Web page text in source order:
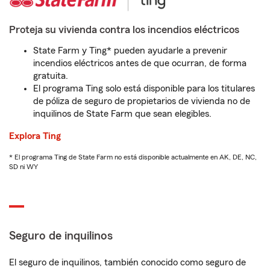
Proteja su vivienda contra los incendios eléctricos
State Farm y Ting* pueden ayudarle a prevenir
incendios eléctricos antes de que ocurran, de forma
gratuita.
El programa Ting solo está disponible para los titulares
de póliza de seguro de propietarios de vivienda no de
inquilinos de State Farm que sean elegibles.
Explora Ting
* El programa Ting de State Farm no está disponible actualmente en AK, DE, NC,
SD ni WY
Seguro de inquilinos
El seguro de inquilinos, también conocido como seguro de